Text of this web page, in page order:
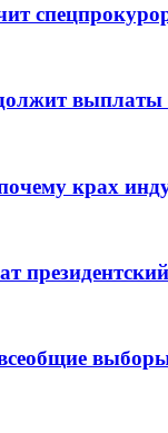
выплаты
крах